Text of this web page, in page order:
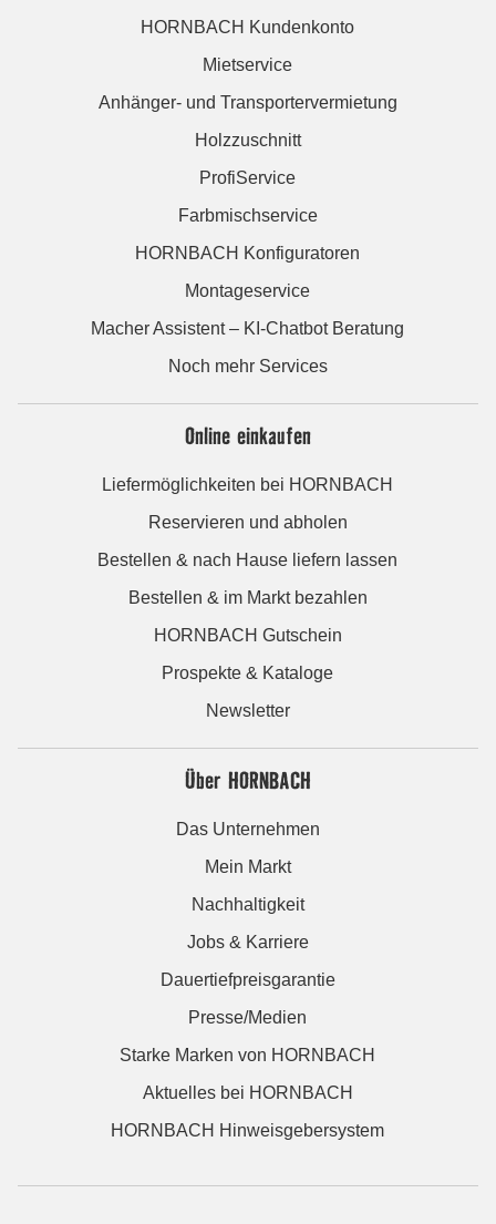
HORNBACH Kundenkonto
Mietservice
Anhänger- und Transportervermietung
Holzzuschnitt
ProfiService
Farbmischservice
HORNBACH Konfiguratoren
Montageservice
Macher Assistent – KI-Chatbot Beratung
Noch mehr Services
Online einkaufen
Liefermöglichkeiten bei HORNBACH
Reservieren und abholen
Bestellen & nach Hause liefern lassen
Bestellen & im Markt bezahlen
HORNBACH Gutschein
Prospekte & Kataloge
Newsletter
Über HORNBACH
Das Unternehmen
Mein Markt
Nachhaltigkeit
Jobs & Karriere
Dauertiefpreisgarantie
Presse/Medien
Starke Marken von HORNBACH
Aktuelles bei HORNBACH
HORNBACH Hinweisgebersystem